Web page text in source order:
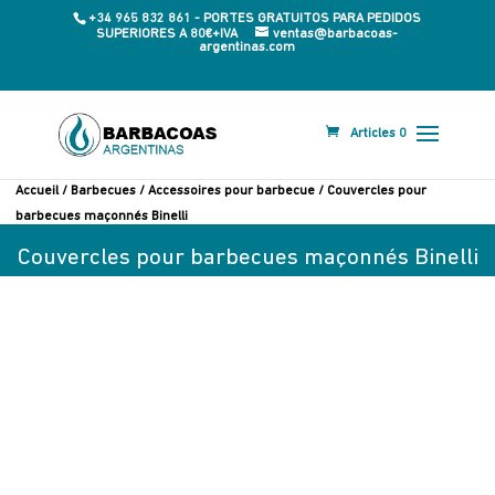
+34 965 832 861 - PORTES GRATUITOS PARA PEDIDOS
SUPERIORES A 80€+IVA
ventas@barbacoas-
argentinas.com
Articles 0
Accueil/ Barbecues / Accessoires pour barbecue / Couvercles pour
barbecues maçonnés Binelli
Couvercles pour barbecues maçonnés Binelli